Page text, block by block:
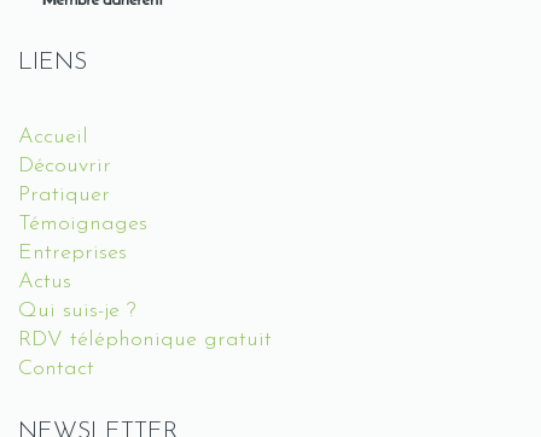
LIENS
Accueil
Découvrir
Pratiquer
Témoignages
Entreprises
Actus
Qui suis-je ?
RDV téléphonique gratuit
Contact
NEWSLETTER